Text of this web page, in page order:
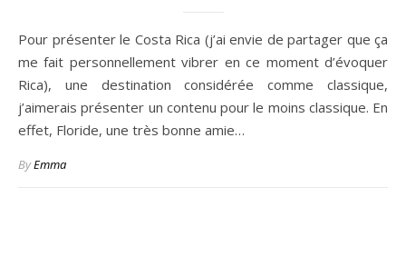
Pour présenter le Costa Rica (j’ai envie de partager que ça
me fait personnellement vibrer en ce moment d’évoquer
Rica), une destination considérée comme classique,
j’aimerais présenter un contenu pour le moins classique. En
effet, Floride, une très bonne amie…
ByEmma